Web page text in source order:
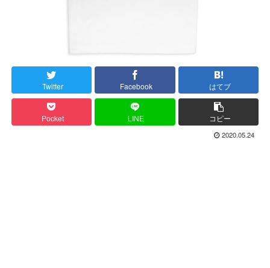
Twitter Facebook はてブ
Pocket LINE コピー
2020.05.24